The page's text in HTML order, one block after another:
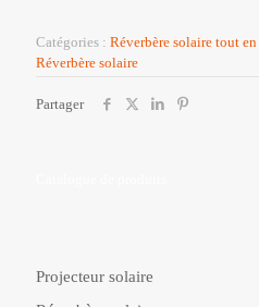
Catégories : Réverbère solaire tout
Réverbère solaire
Partager
Projecteur solaire